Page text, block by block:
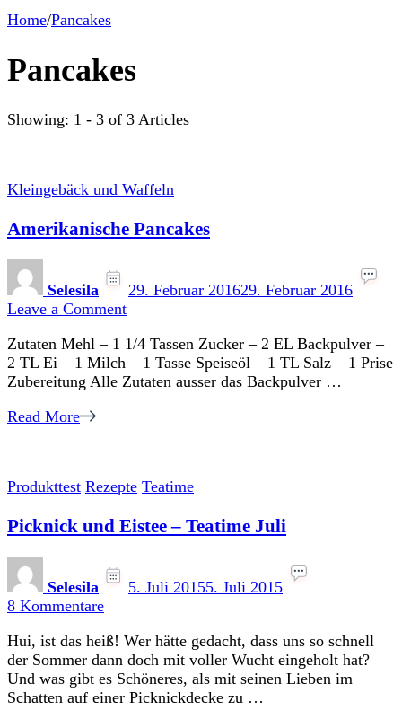
Home/Pancakes
Pancakes
Showing: 1 - 3 of 3 Articles
Kleingebäck und Waffeln
Amerikanische Pancakes
Selesila 29. Februar 201629. Februar 2016
Leave a Commenton
Pancakes
Zutaten Mehl – 1 1/4 Tassen Zucker – 2 EL Backpulver –
2 TL Ei – 1 Milch – 1 Tasse Speiseöl – 1 TL Salz – 1 Prise
Zubereitung Alle Zutaten ausser das Backpulver …
Read More
Produkttest Rezepte Teatime
Picknick und Eistee – Teatime Juli
Selesila 5. Juli 20155. Juli 2015
8 Kommentarezu
und
Eistee
–
Teatime
Hui, ist das heiß! Wer hätte gedacht, dass uns so schnell
der Sommer dann doch mit voller Wucht eingeholt hat?
Und was gibt es Schöneres, als mit seinen Lieben im
Schatten auf einer Picknickdecke zu …